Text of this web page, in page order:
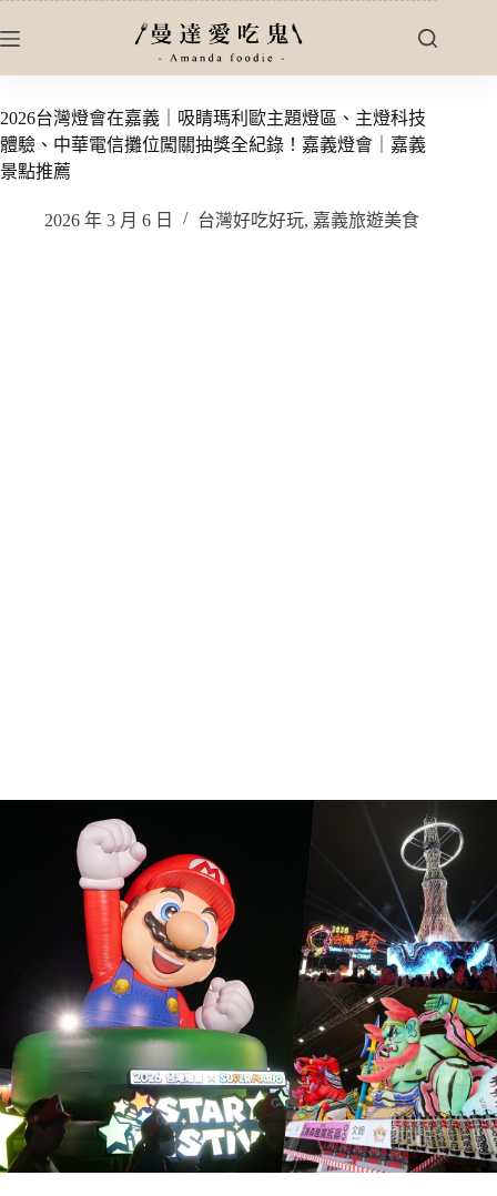
至
內
容
2026台灣燈會在嘉義｜吸睛瑪利歐主題燈區、主燈科技
體驗、中華電信攤位闖關抽獎全紀錄！嘉義燈會｜嘉義
景點推薦
2026 年 3 月 6 日 台灣好吃好玩, 嘉義旅遊美食